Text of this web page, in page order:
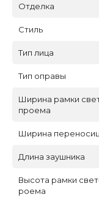
Отделка
Стиль
Тип лица
Тип оправы
Ширина рамки
проема
Ширина
Длина заушника
Высота рамки
роема